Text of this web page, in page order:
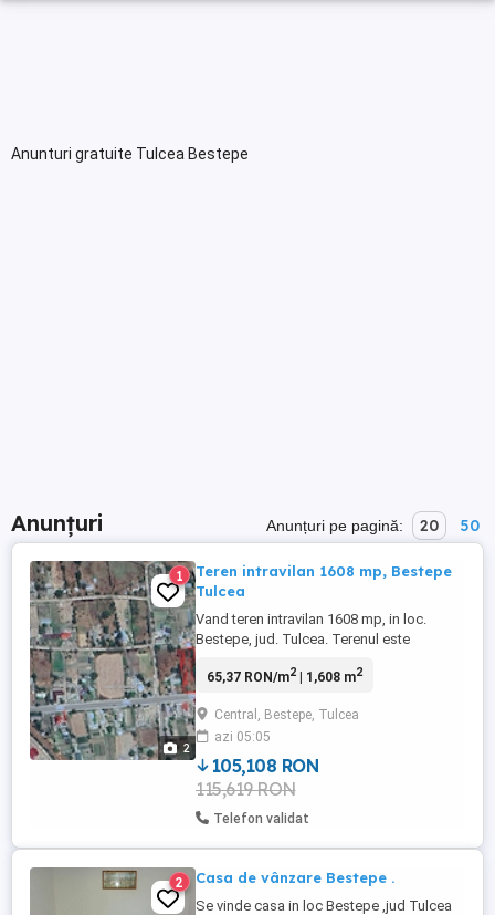
Anunturi gratuite Tulcea Bestepe
Anunțuri Anunțuri pe pagină: 20 50
2
1
Teren intravilan 1608 mp, Bestepe
Tulcea
Vand teren intravilan 1608 mp, in loc.
Bestepe, jud. Tulcea. Terenul este
Murighiol, iar utilitatile se afla langa
65,37 RON/m2| 1,608 m2
Central, Bestepe, Tulcea
azi 05:05
105,108 RON
115,619 RON
Telefon validat
2 Casa de vânzare Bestepe .
Se vinde casa in loc Bestepe ,jud Tulcea